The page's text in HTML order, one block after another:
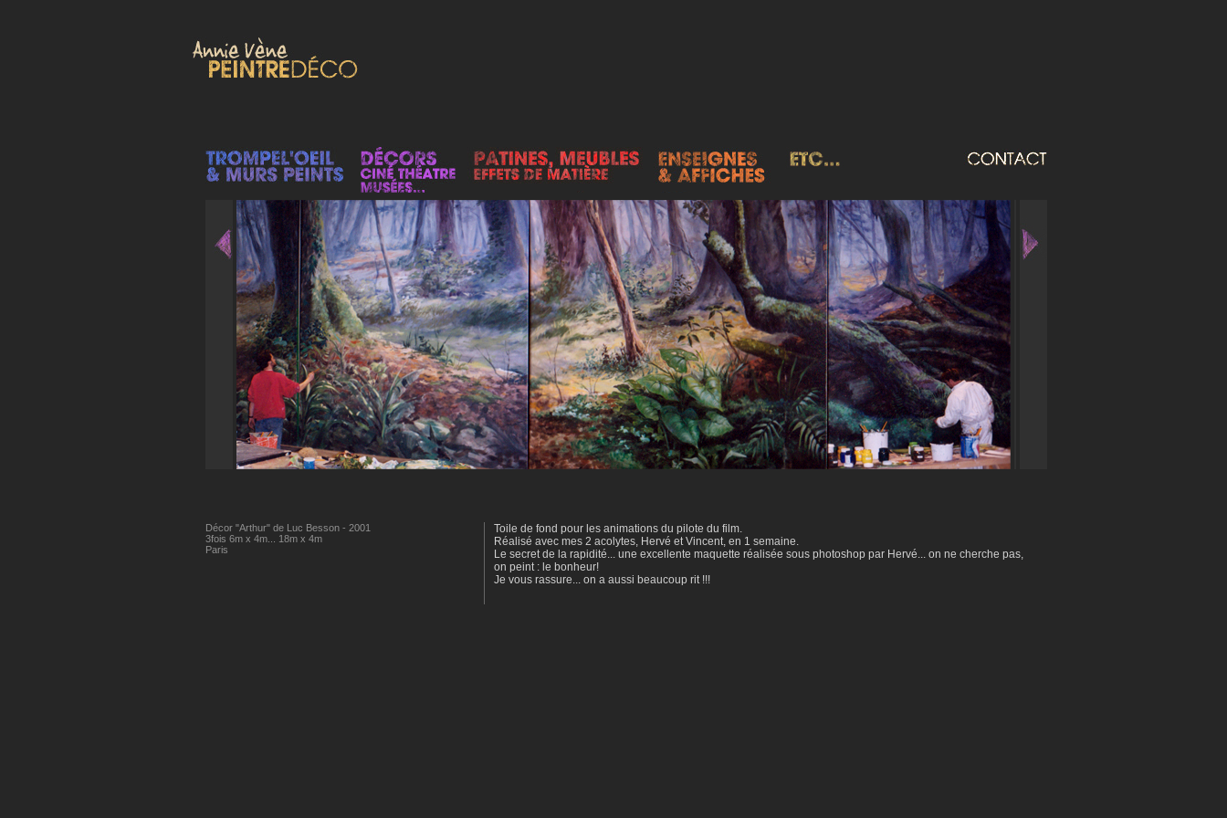
Décor "Arthur" de Luc Besson - 2001
3fois 6m x 4m... 18m x 4m
Paris
Toile de fond pour les animations du pilote du film.
Réalisé avec mes 2 acolytes, Hervé et Vincent, en 1 semaine.
Le secret de la rapidité... une excellente maquette réalisée sous photoshop par Hervé... on ne cherche pas,
on peint : le bonheur!
Je vous rassure... on a aussi beaucoup rit !!!